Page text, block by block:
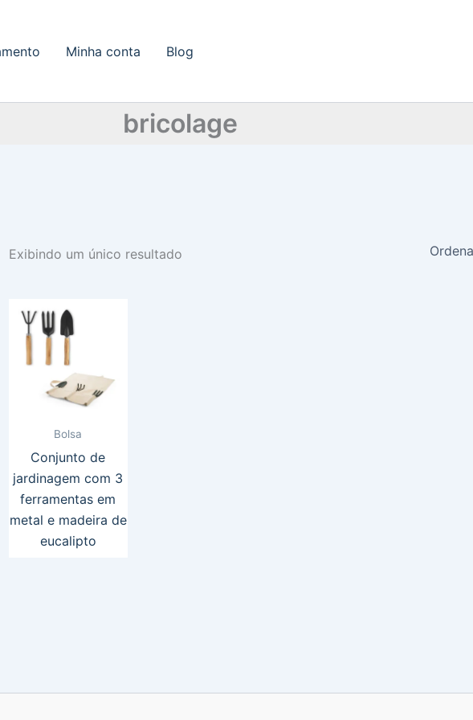
Minha conta Blog
bricolage
Exibindo um único resultado
Bolsa
Conjunto de
jardinagem com 3
ferramentas em
metal e madeira de
eucalipto